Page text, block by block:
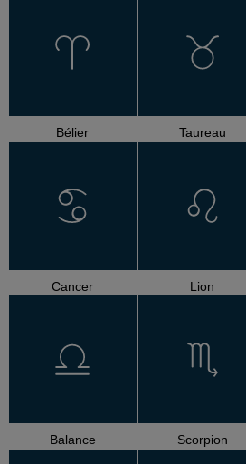
Bélier Taureau
Cancer Lion
Balance Scorpion